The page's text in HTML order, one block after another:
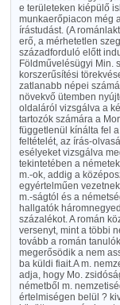
e területeken kiépülő
munkaerőpiacon még
írástudást. (A
erő, a mérhetetlen
századforduló előtt
Földművelésügyi Min.
korszerűsítési
zatlanabb népei
növekvő ütemben
oldaláról vizsgálva a
tartozók számára a
függetlenül kínálta fel
feltételét, az írás-
esélyeket vizsgálva
tekintetében a
m.-ok, addig a
egyértelműen
m.-ságtól és a
hallgatók
százalékot. A román
versenyt, mint a többi
tovább a román
megerősödik a nem
ba küldi fiait.A m.
adja, hogy Mo.
németből m.
értelmiségen belül ?